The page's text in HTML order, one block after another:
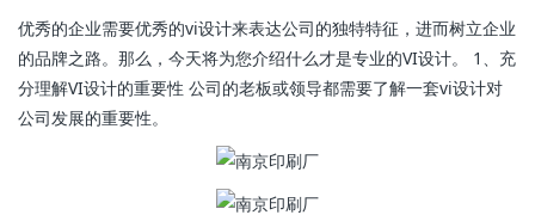
优秀的企业需要优秀的vi设计来表达公司的独特特征，进而树立企业
的品牌之路。那么，今天将为您介绍什么才是专业的VI设计。 1、充
分理解VI设计的重要性 公司的老板或领导都需要了解一套vi设计对
公司发展的重要性。